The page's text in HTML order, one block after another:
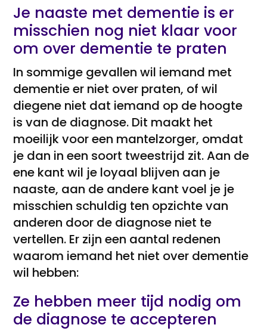
Je naaste met dementie is er
misschien nog niet klaar voor
om over dementie te praten
In sommige gevallen wil iemand met
dementie er niet over praten, of wil
diegene niet dat iemand op de hoogte
is van de diagnose. Dit maakt het
moeilijk voor een mantelzorger, omdat
je dan in een soort tweestrijd zit. Aan de
ene kant wil je loyaal blijven aan je
naaste, aan de andere kant voel je je
misschien schuldig ten opzichte van
anderen door de diagnose niet te
vertellen. Er zijn een aantal redenen
waarom iemand het niet over dementie
wil hebben:
Ze hebben meer tijd nodig om
de diagnose te accepteren